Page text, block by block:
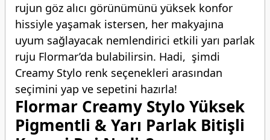
rujun göz alıcı görünümünü yüksek konfor
hissiyle yaşamak istersen, her makyajına
uyum sağlayacak nemlendirici etkili yarı parlak
ruju Flormar’da bulabilirsin. Hadi, şimdi
Creamy Stylo renk seçenekleri arasından
seçimini yap ve sepetini hazırla!
Flormar Creamy Stylo Yüksek
Pigmentli & Yarı Parlak Bitişli